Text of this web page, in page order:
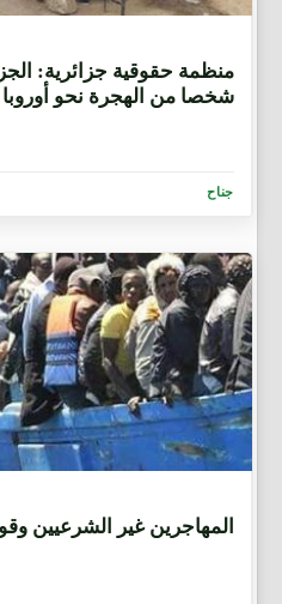
ﺷﺨﺼﺎ ﻣﻦ ﺍﻟﻬﺠﺮﺓ ﻧﺤﻮ ﺃﻭﺭﻭﺑﺎ
جناح
المهاجرين غير الشرعيين